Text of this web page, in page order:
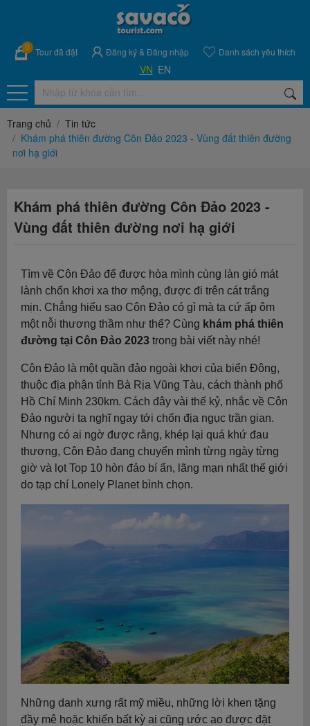
0 Tour đã đặt Đăng ký& Đăng nhập Danh sách yêu thích
VN EN
Trang chủ
Tin tức
Khám phá thiên đường Côn Đảo 2023 - Vùng đất thiên đường
nơi hạ giới
Khám phá thiên đường Côn Đảo 2023 -
Vùng đất thiên đường nơi hạ giới
Tìm về Côn Đảo để được hòa mình cùng làn gió mát
lành chốn khơi xa thơ mộng, được đi trên cát trắng
mịn. Chẳng hiểu sao Côn Đảo có gì mà ta cứ ấp ôm
một nỗi thương thầm như thế? Cùng khám phá thiên
đường tại Côn Đảo 2023 trong bài viết này nhé!
Côn Đảo là một quần đảo ngoài khơi của biển Đông,
thuộc địa phận tỉnh Bà Rịa Vũng Tàu, cách thành phố
Hồ Chí Minh 230km. Cách đây vài thế kỷ, nhắc về Côn
Đảo người ta nghĩ ngay tới chốn địa ngục trần gian.
Nhưng có ai ngờ được rằng, khép lại quá khứ đau
thương, Côn Đảo đang chuyển mình từng ngày từng
giờ và lọt Top 10 hòn đảo bí ẩn, lãng mạn nhất thế giới
do tạp chí Lonely Planet bình chọn.
Những danh xưng rất mỹ miều, những lời khen tặng
đầy mê hoặc khiến bất kỳ ai cũng ước ao được đặt